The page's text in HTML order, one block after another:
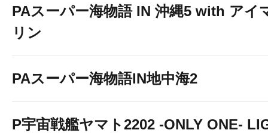
PAスーパー海物語 IN 沖縄5 with アイ
リン
PAスーパー海物語IN地中海2
P宇宙戦艦ヤマト2202 -ONLY ONE-